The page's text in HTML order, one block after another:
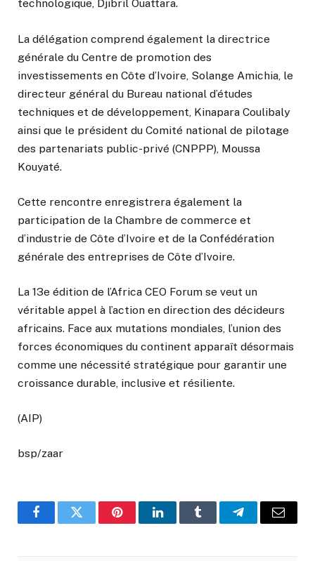
technologique, Djibril Ouattara.
La délégation comprend également la directrice
générale du Centre de promotion des
investissements en Côte d’Ivoire, Solange Amichia, le
directeur général du Bureau national d’études
techniques et de développement, Kinapara Coulibaly
ainsi que le président du Comité national de pilotage
des partenariats public-privé (CNPPP), Moussa
Kouyaté.
Cette rencontre enregistrera également la
participation de la Chambre de commerce et
d’industrie de Côte d’Ivoire et de la Confédération
générale des entreprises de Côte d’Ivoire.
La 13e édition de l’Africa CEO Forum se veut un
véritable appel à l’action en direction des décideurs
africains. Face aux mutations mondiales, l’union des
forces économiques du continent apparaît désormais
comme une nécessité stratégique pour garantir une
croissance durable, inclusive et résiliente.
(AIP)
bsp/zaar
FacebookTwitter PinterestLinkedInTumblr TelegramEmail